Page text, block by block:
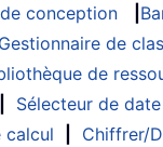
conception
Gestionnaire de
de
Sélecteur de date
calcul
Chiffrer/